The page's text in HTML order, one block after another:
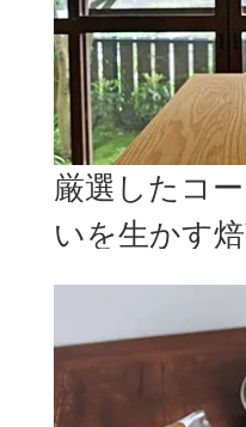
厳選したコ
いを生かす
珈琲」の静